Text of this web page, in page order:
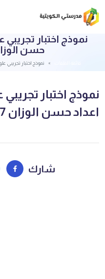
نموذج اختبار
حسن الوزان 2017-
نموذج اختبار تجريبي
نموذج اختبار
اعداد حسن الوزان 2017-2018
شارك